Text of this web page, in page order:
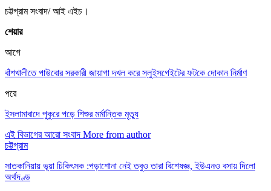
চট্টগ্রাম সংবাদ/ আই এইচ।
শেয়ার
আগে
বাঁশখালীতে পাউবোর সরকারী জায়াগা দখল করে স্লুইসগেইটের ফটকে দোকান নির্মাণ
পরে
ইসলামাবাদে পুকুরে পড়ে শিশুর মর্মান্তিক মৃত্যু
এই বিভাগের আরো সংবাদ More from author
চট্টগ্রাম
সাতকানিয়ায় ভূয়া চিকিৎসক :পড়াশোনা নেই তবুও তারা বিশেষজ্ঞ, ইউএনও বসায় দিলো
অর্থদণ্ড